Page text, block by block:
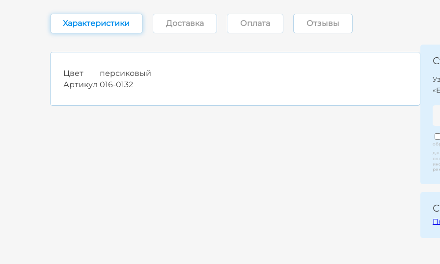
Характеристики Доставка Оплата Отзывы
Цвет
персиковый
Артикул 016-0132